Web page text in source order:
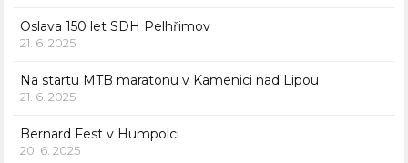
Oslava 150 let SDH Pelhřimov
21. 6. 2025
Na startu MTB maratonu v Kamenici nad Lipou
21. 6. 2025
Bernard Fest v Humpolci
20. 6. 2025